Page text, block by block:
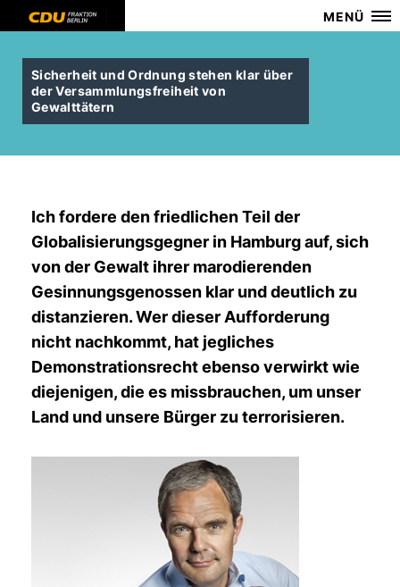
MENÜ
Sicherheit und Ordnung stehen klar über
der Versammlungsfreiheit von
Gewalttätern
Ich fordere den friedlichen Teil der
Globalisierungsgegner in Hamburg auf, sich
von der Gewalt ihrer marodierenden
Gesinnungsgenossen klar und deutlich zu
distanzieren. Wer dieser Aufforderung
nicht nachkommt, hat jegliches
Demonstrationsrecht ebenso verwirkt wie
diejenigen, die es missbrauchen, um unser
Land und unsere Bürger zu terrorisieren.